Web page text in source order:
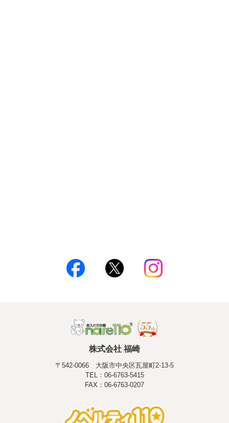
株式会社 福崎
〒542-0066 大阪市中央区瓦屋町2-13-5
TEL：06-6763-5415
FAX：06-6763-0207